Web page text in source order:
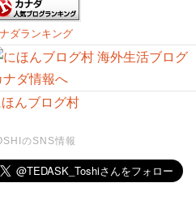
ダランキング
んブログ村
のSNS情報